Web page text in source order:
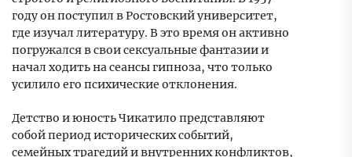
году он поступил в Ростовский университет,
где изучал литературу. В это время он активно
погружался в свои сексуальные фантазии и
начал ходить на сеансы гипноза, что только
усилило его психические отклонения.
Детство и юность Чикатило представляют
собой период исторических событий,
семейных трагедий и внутренних конфликтов,